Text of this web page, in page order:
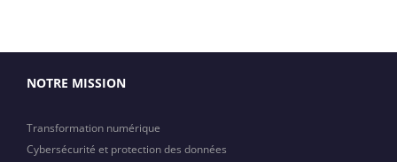
NOTRE MISSION
Transformation numérique
Cybersécurité et protection des données